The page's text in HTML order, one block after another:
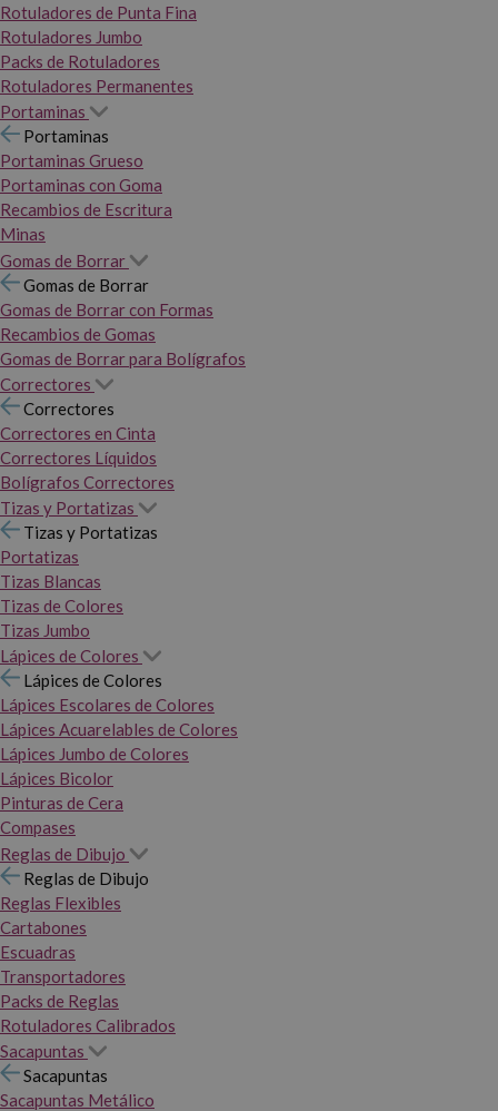
Rotuladores de Punta Fina
Rotuladores Jumbo
Packs de Rotuladores
Rotuladores Permanentes
Portaminas
Portaminas
Portaminas Grueso
Portaminas con Goma
Recambios de Escritura
Minas
Gomas de Borrar
Gomas de Borrar
Gomas de Borrar con Formas
Recambios de Gomas
Gomas de Borrar para Bolígrafos
Correctores
Correctores
Correctores en Cinta
Correctores Líquidos
Bolígrafos Correctores
Tizas y Portatizas
Tizas y Portatizas
Portatizas
Tizas Blancas
Tizas de Colores
Tizas Jumbo
Lápices de Colores
Lápices de Colores
Lápices Escolares de Colores
Lápices Acuarelables de Colores
Lápices Jumbo de Colores
Lápices Bicolor
Pinturas de Cera
Compases
Reglas de Dibujo
Reglas de Dibujo
Reglas Flexibles
Cartabones
Escuadras
Transportadores
Packs de Reglas
Rotuladores Calibrados
Sacapuntas
Sacapuntas
Sacapuntas Metálico